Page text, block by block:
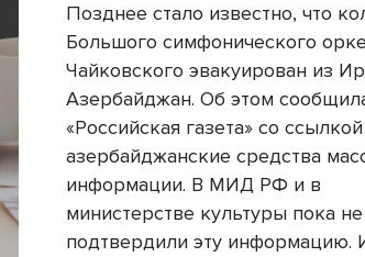
Позднее стало известно, что
Большого симфонического
Чайковского эвакуирован из
Азербайджан. Об этом
«Российская газета» со
азербайджанские средства
информации. В МИД РФ и в
министерстве культуры пока не
подтвердили эту информацию.